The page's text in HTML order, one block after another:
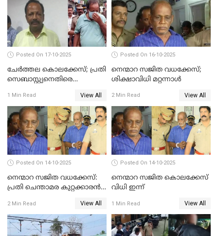
Posted On 17-10-2025
ചേര്‍ത്തല കൊലക്കേസ്; പ്രതി
സെബാസ്റ്റ്യനെതിരെ
1 Min Read View All
Posted On 16-10-2025
നെന്മാറ സജിത വധക്കേസ്;
ശിക്ഷാവിധി മറ്റന്നാള്‍
2 Min Read View All
Posted On 14-10-2025
നെന്മാറ സജിത വധക്കേസ്:
പ്രതി ചെന്താമര കുറ്റക്കാരൻ,
നടത്തിയത്
ഇരട്ടക്കൊലപാതകം
2 Min Read View All
Posted On 14-10-2025
നെന്മാറ സജിത കൊലക്കേസ്
വിധി ഇന്ന്
1 Min Read View All